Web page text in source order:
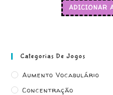
ADICIONAR
Categorias De Jogos
Aumento Vocabulário
Concentração